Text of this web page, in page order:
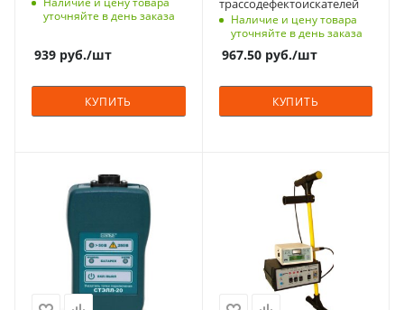
уточняйте в день заказа
939 руб./шт
КУПИТЬ
трассодефектоискателей
Наличие и цену товара
уточняйте в день заказа
967.50руб./шт
КУПИТЬ